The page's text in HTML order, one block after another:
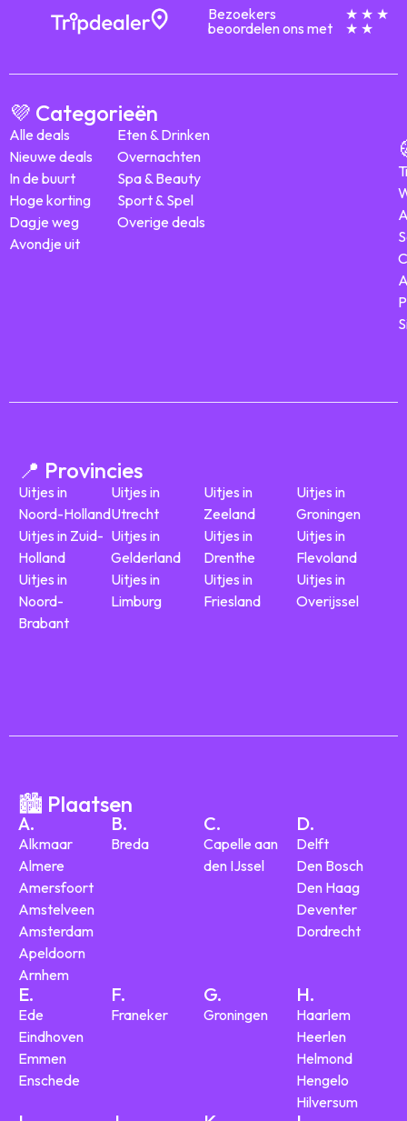
Bezoekers
beoordelen ons met
★ ★ ★
★ ★
💜 Categorieën
Alle deals
Nieuwe deals
In de buurt
Hoge korting
Dagje weg
Avondje uit
Eten & Drinken
Overnachten
Spa & Beauty
Sport & Spel
Overige deals
📍 Provincies
Uitjes in
Noord-Holland
Uitjes in Zuid-
Holland
Uitjes in
Noord-
Brabant
Uitjes in
Utrecht
Uitjes in
Gelderland
Uitjes in
Limburg
Uitjes in
Zeeland
Uitjes in
Drenthe
Uitjes in
Friesland
Uitjes in
Groningen
Uitjes in
Flevoland
Uitjes in
Overijssel
🏙️ Plaatsen
A.
Alkmaar
Almere
Amersfoort
Amstelveen
Amsterdam
Apeldoorn
Arnhem
B.
Breda
C.
Capelle aan
den IJssel
D.
Delft
Den Bosch
Den Haag
Deventer
Dordrecht
E.
Ede
Eindhoven
Emmen
Enschede
F.
Franeker
G.
Groningen
H.
Haarlem
Heerlen
Helmond
Hengelo
Hilversum